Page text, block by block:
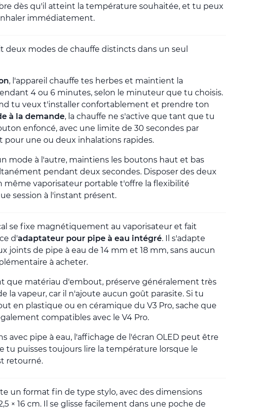
dès qu'il atteint la température souhaitée, et tu peux
immédiatement.
deux modes de chauffe distincts dans un seul
, l'appareil chauffe tes herbes et maintient la
4 ou 6 minutes, selon le minuteur que tu choisis.
tu veux t'installer confortablement et prendre ton
à la demande, la chauffe ne s'active que tant que tu
enfoncé, avec une limite de 30 secondes par
pour une ou deux inhalations rapides.
mode à l'autre, maintiens les boutons haut et bas
pendant deux secondes. Disposer des deux
même vaporisateur portable t'offre la flexibilité
session à l'instant présent.
se fixe magnétiquement au vaporisateur et fait
d'adaptateur pour pipe à eau intégré. Il s'adapte
joints de pipe à eau de 14 mm et 18 mm, sans aucun
à acheter.
que matériau d'embout, préserve généralement très
la vapeur, car il n'ajoute aucun goût parasite. Si tu
en plastique ou en céramique du V3 Pro, sache que
compatibles avec le V4 Pro.
avec pipe à eau, l'affichage de l'écran OLED peut être
tu puisses toujours lire la température lorsque le
retourné.
un format fin de type stylo, avec des dimensions
× 16 cm. Il se glisse facilement dans une poche de